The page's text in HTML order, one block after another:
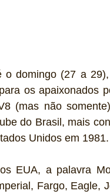
o domingo (27 a
os apaixonados
(mas não
do Brasil, mais
Unidos em 1981.
EUA, a palavra
Fargo, Eagle,